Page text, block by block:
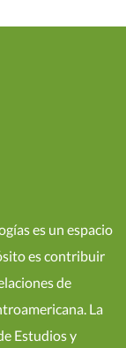
es un espacio
es contribuir
de
La
Estudios y